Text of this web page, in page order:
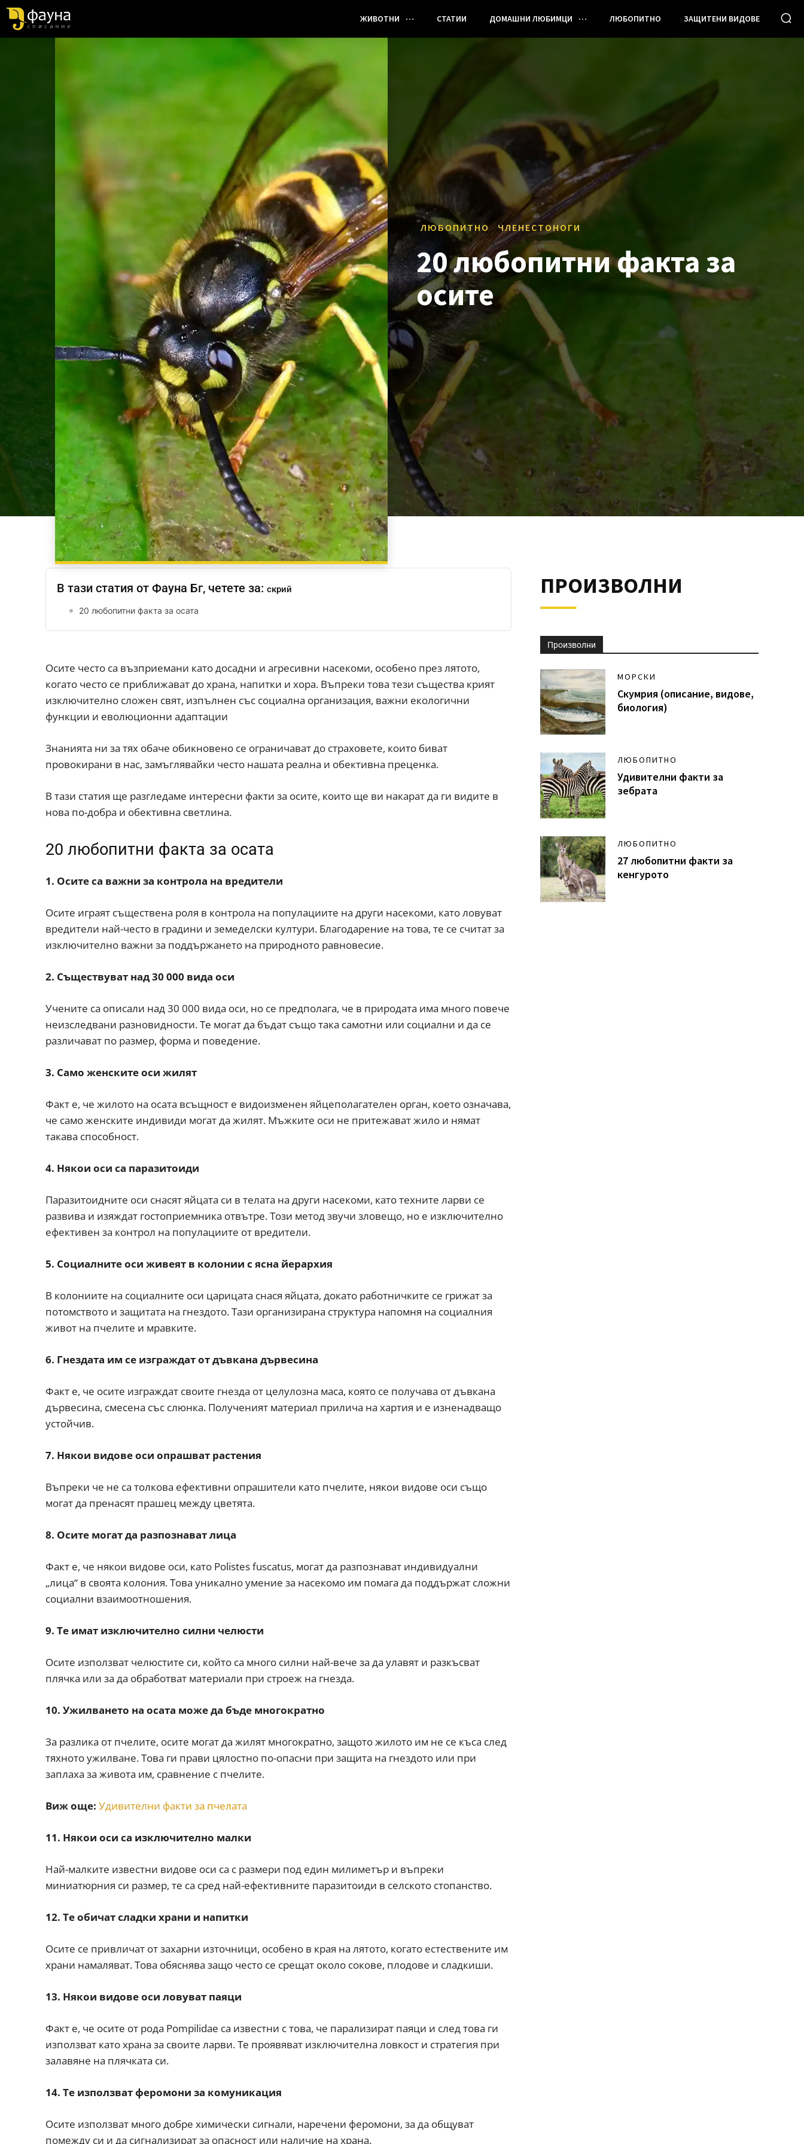
ЖИВОТНИ СТАТИИ ДОМАШНИ ЛЮБИМЦИ ЛЮБОПИТНО ЗАЩИТЕНИ ВИДОВЕ
ЛЮБОПИТНО ЧЛЕНЕСТОНОГИ
20 любопитни факта за
осите
В тази статия от Фауна Бг, четете за: скрий
20 любопитни факта за осата
Осите често са възприемани като досадни и агресивни насекоми, особено през лятото,
когато често се приближават до храна, напитки и хора. Въпреки това тези същества крият
изключително сложен свят, изпълнен със социална организация, важни екологични
функции и еволюционни адаптации
Знанията ни за тях обаче обикновено се ограничават до страховете, които биват
провокирани в нас, замъглявайки често нашата реална и обективна преценка.
В тази статия ще разгледаме интересни факти за осите, които ще ви накарат да ги видите в
нова по-добра и обективна светлина.
20 любопитни факта за осата
1. Осите са важни за контрола на вредители
Осите играят съществена роля в контрола на популациите на други насекоми, като ловуват
вредители най-често в градини и земеделски култури. Благодарение на това, те се считат за
изключително важни за поддържането на природното равновесие.
2. Съществуват над 30 000 вида оси
Учените са описали над 30 000 вида оси, но се предполага, че в природата има много повече
неизследвани разновидности. Те могат да бъдат също така самотни или социални и да се
различават по размер, форма и поведение.
3. Само женските оси жилят
Факт е, че жилото на осата всъщност е видоизменен яйцеполагателен орган, което означава,
че само женските индивиди могат да жилят. Мъжките оси не притежават жило и нямат
такава способност.
4. Някои оси са паразитоиди
Паразитоидните оси снасят яйцата си в телата на други насекоми, като техните ларви се
развива и изяждат гостоприемника отвътре. Този метод звучи зловещо, но е изключително
ефективен за контрол на популациите от вредители.
5. Социалните оси живеят в колонии с ясна йерархия
В колониите на социалните оси царицата снася яйцата, докато работничките се грижат за
потомството и защитата на гнездото. Тази организирана структура напомня на социалния
живот на пчелите и мравките.
6. Гнездата им се изграждат от дъвкана дървесина
Факт е, че осите изграждат своите гнезда от целулозна маса, която се получава от дъвкана
дървесина, смесена със слюнка. Полученият материал прилича на хартия и е изненадващо
устойчив.
7. Някои видове оси опрашват растения
Въпреки че не са толкова ефективни опрашители като пчелите, някои видове оси също
могат да пренасят прашец между цветята.
8. Осите могат да разпознават лица
Факт е, че някои видове оси, като Polistes fuscatus, могат да разпознават индивидуални
„лица“ в своята колония. Това уникално умение за насекомо им помага да поддържат сложни
социални взаимоотношения.
9. Те имат изключително силни челюсти
Осите използват челюстите си, който са много силни най-вече за да улавят и разкъсват
плячка или за да обработват материали при строеж на гнезда.
10. Ужилването на осата може да бъде многократно
За разлика от пчелите, осите могат да жилят многократно, защото жилото им не се къса след
тяхното ужилване. Това ги прави цялостно по-опасни при защита на гнездото или при
заплаха за живота им, сравнение с пчелите.
Виж още: Удивителни факти за пчелата
11. Някои оси са изключително малки
Най-малките известни видове оси са с размери под един милиметър и въпреки
миниатюрния си размер, те са сред най-ефективните паразитоиди в селското стопанство.
12. Те обичат сладки храни и напитки
Осите се привличат от захарни източници, особено в края на лятото, когато естествените им
храни намаляват. Това обяснява защо често се срещат около сокове, плодове и сладкиши.
13. Някои видове оси ловуват паяци
Факт е, че осите от рода Pompilidae са известни с това, че парализират паяци и след това ги
използват като храна за своите ларви. Те проявяват изключителна ловкост и стратегия при
залавяне на плячката си.
14. Те използват феромони за комуникация
Осите използват много добре химически сигнали, наречени феромони, за да общуват
помежду си и да сигнализират за опасност или наличие на храна.
ПРОИЗВОЛНИ
Произволни
МОРСКИ
Скумрия (описание, видове,
биология)
ЛЮБОПИТНО
Удивителни факти за
зебрата
ЛЮБОПИТНО
27 любопитни факти за
кенгурото